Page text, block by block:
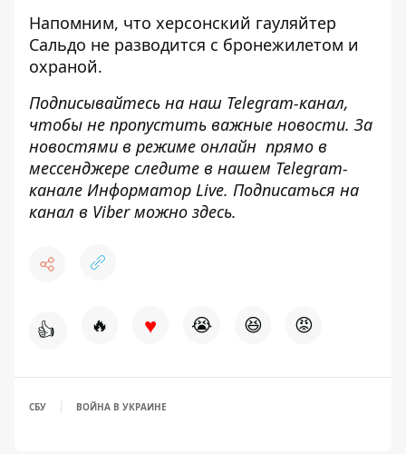
Напомним, что херсонский гауляйтер
Сальдо не разводится с бронежилетом и
охраной.
Подписывайтесь на наш Telegram-канал,
чтобы не пропустить важные новости. За
новостями в режиме онлайн прямо в
мессенджере следите в нашем Telegram-
канале Информатор Live. Подписаться на
канал в Viber можно здесь.
👍 🔥 ♥ 😭 😆 😡
СБУ ВОЙНА В УКРАИНЕ